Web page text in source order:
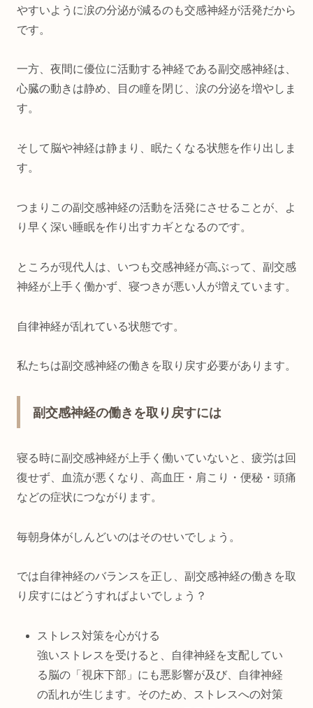
やすいように涙の分泌が減るのも交感神経が活発だから
です。
一方、夜間に優位に活動する神経である副交感神経は、
心臓の動きは静め、目の瞳を閉じ、涙の分泌を増やしま
す。
そして脳や神経は静まり、眠たくなる状態を作り出しま
す。
つまりこの副交感神経の活動を活発にさせることが、よ
り早く深い睡眠を作り出すカギとなるのです。
ところが現代人は、いつも交感神経が高ぶって、副交感
神経が上手く働かず、寝つきが悪い人が増えています。
自律神経が乱れている状態です。
私たちは副交感神経の働きを取り戻す必要があります。
副交感神経の働きを取り戻すには
寝る時に副交感神経が上手く働いていないと、疲労は回
復せず、血流が悪くなり、高血圧・肩こり・便秘・頭痛
などの症状につながります。
毎朝身体がしんどいのはそのせいでしょう。
では自律神経のバランスを正し、副交感神経の働きを取
り戻すにはどうすればよいでしょう？
ストレス対策を心がける
強いストレスを受けると、自律神経を支配してい
る脳の「視床下部」にも悪影響が及び、自律神経
の乱れが生じます。そのため、ストレスへの対策